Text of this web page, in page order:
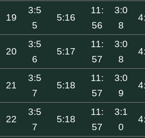
19
3:5
5
5:16
11:
56
3:0
8
20
3:5
6
5:17
11:
57
3:0
8
21
3:5
7
5:18
11:
57
3:0
9
22
3:5
7
5:18
11:
57
3:1
0